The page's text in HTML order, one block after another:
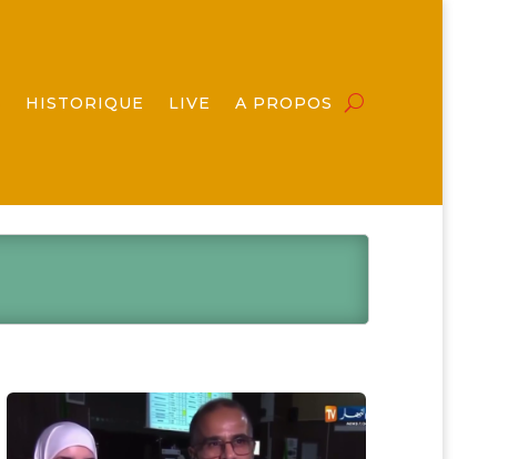
HISTORIQUE LIVE A PROPOS